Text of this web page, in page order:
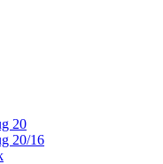
20
20/16